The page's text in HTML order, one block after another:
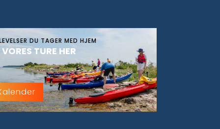
DU TAGER MED HJEM
VORES TURE HER